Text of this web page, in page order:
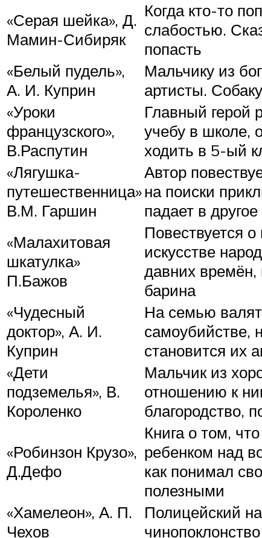
«Серая шейка», Д.
Мамин-Сибиряк
Когда кто-то
слабостью.
попасть
«Белый пудель»,
А. И. Куприн
Мальчику из
артисты.
«Уроки
французского»,
В.Распутин
Главный герой
учебу в школе,
ходить в 5-ый
«Лягушка-
путешественница»
В.М. Гаршин
Автор
на поиски
падает в
«Малахитовая
шкатулка»
П.Бажов
Повествуется
искусстве
давних времён,
барина
«Чудесный
доктор», А. И.
Куприн
На семью
самоубийстве,
становится их
«Дети
подземелья», В.
Короленко
Мальчик из
отношению к
благородство,
«Робинзон Крузо»,
Д.Дефо
Книга о том,
ребенком над
как понимал
полезными
«Хамелеон», А. П.
Чехов
Полицейский